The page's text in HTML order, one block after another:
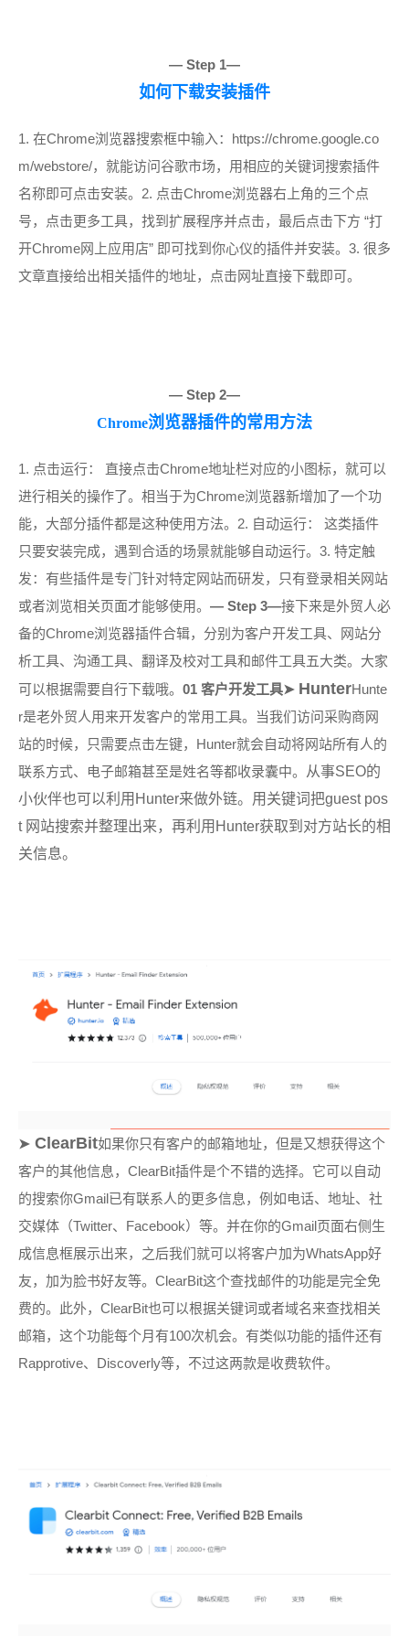
— Step 1—
如何下载安装插件
1. 在Chrome浏览器搜索框中输入：https://chrome.google.co
m/webstore/，就能访问谷歌市场，用相应的关键词搜索插件
名称即可点击安装。 2. 点击Chrome浏览器右上角的三个点
号，点击更多工具，找到扩展程序并点击，最后点击下方 “打
开Chrome网上应用店” 即可找到你心仪的插件并安装。 3. 很多
文章直接给出相关插件的地址，点击网址直接下载即可。
— Step 2—
Chrome浏览器插件的常用方法
1. 点击运行： 直接点击Chrome地址栏对应的小图标，就可以
进行相关的操作了。相当于为Chrome浏览器新增加了一个功
能，大部分插件都是这种使用方法。 2. 自动运行： 这类插件
只要安装完成，遇到合适的场景就能够自动运行。 3. 特定触
发：有些插件是专门针对特定网站而研发，只有登录相关网站
或者浏览相关页面才能够使用。 — Step 3—接下来是外贸人必
备的Chrome浏览器插件合辑，分别为客户开发工具、网站分
析工具、沟通工具、翻译及校对工具和邮件工具五大类。大家
可以根据需要自行下载哦。 01 客户开发工具➤ HunterHunte
r是老外贸人用来开发客户的常用工具。当我们访问采购商网
站的时候，只需要点击左键， Hunter就会自动将网站所有人的
联系方式、电子邮箱甚至是姓名等都收录囊中。
从事SEO的
小伙伴也可以利用Hunter来做外链。用关键词把guest pos
t 网站搜索并整理出来，再利用Hunter获取到对方站长的相
关信息。
➤ ClearBit如果你只有客户的邮箱地址，但是又想获得这个
客户的其他信息，ClearBit插件是个不错的选择。它可以自动
的搜索你Gmail已有联系人的更多信息，例如电话、地址、社
交媒体（Twitter、Facebook）等。 并在你的Gmail页面右侧生
成信息框展示出来，之后我们就可以将客户加为WhatsApp好
友，加为脸书好友等。ClearBit这个查找邮件的功能是完全免
费的。
此外，ClearBit也可以根据关键词或者域名来查找相关
邮箱，这个功能每个月有100次机会。 有类似功能的插件还有
Rapprotive、Discoverly等，不过这两款是收费软件。